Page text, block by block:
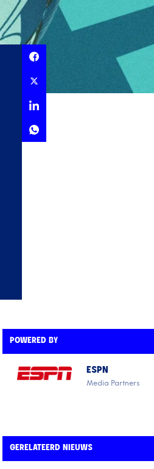
POWERED BY
ESPN
Media Partners
GERELATEERD NIEUWS